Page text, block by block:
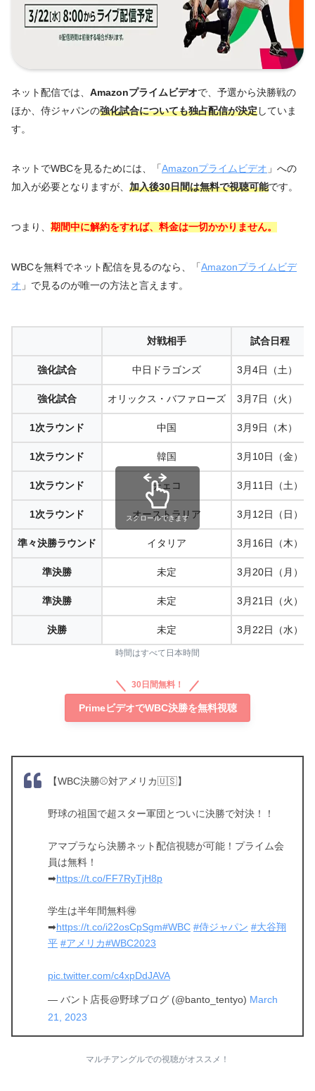
ネット配信では、 Amazonプライムビデオで、予選から決勝戦の
ほか、侍ジャパンの強化試合についても独占配信が決定 していま
す。
ネットでWBCを見るためには、「 Amazonプライムビデオ 」への
加入が必要となりますが、 加入後30日間は無料で視聴可能です。
つまり、 期間中に解約をすれば、料金は一切かかりません。
WBCを無料でネット配信を見るのなら、「Amazonプライムビデ
オ 」で見るのが唯一の方法と言えます。
対戦相手 試合日程
強化試合 中日ドラゴンズ 3月4日（土）
強化試合 オリックス・バファローズ 3月7日（火）
1次ラウンド 中国 3月9日（木）
1次ラウンド 韓国 3月10日（金）
1次ラウンド チェコ 3月11日（土）
1次ラウンド オーストラリア 3月12日（日）
準々決勝ラウンド イタリア 3月16日（木）
準決勝 未定 3月20日（月）
準決勝 未定 3月21日（火）
決勝 未定 3月22日（水）
時間はすべて日本時間
スクロールできます
30日間無料！
PrimeビデオでWBC決勝を無料視聴
【WBC決勝⚾️対アメリカ🇺🇸】
野球の祖国で超スター軍団とついに決勝で対決！！
アマプラなら決勝ネット配信視聴が可能！プライム会
員は無料！
➡ https://t.co/FF7RyTjH8p
学生は半年間無料🉐
➡ https://t.co/i22osCpSgm#WBC #侍ジャパン #大谷翔
平 #アメリカ#WBC2023
pic.twitter.com/c4xpDdJAVA
— バント店長@野球ブログ (@banto_tentyo) March
21, 2023
マルチアングルでの視聴がオススメ！